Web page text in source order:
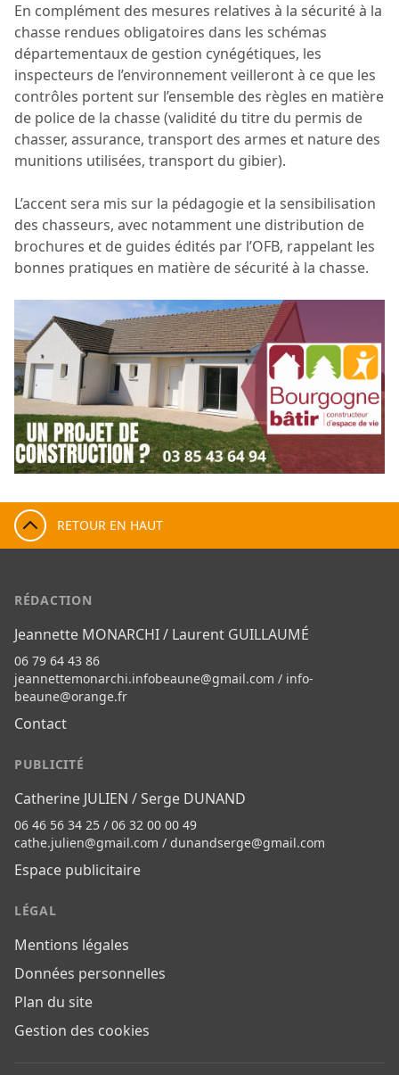
En complément des mesures relatives à la sécurité à la
chasse rendues obligatoires dans les schémas
départementaux de gestion cynégétiques, les
inspecteurs de l’environnement veilleront à ce que les
contrôles portent sur l’ensemble des règles en matière
de police de la chasse (validité du titre du permis de
chasser, assurance, transport des armes et nature des
munitions utilisées, transport du gibier).
L’accent sera mis sur la pédagogie et la sensibilisation
des chasseurs, avec notamment une distribution de
brochures et de guides édités par l’OFB, rappelant les
bonnes pratiques en matière de sécurité à la chasse.
RETOUR EN HAUT
RÉDACTION
Jeannette MONARCHI / Laurent GUILLAUMÉ
06 79 64 43 86
jeannettemonarchi.infobeaune@gmail.com / info-
beaune@orange.fr
Contact
PUBLICITÉ
Catherine JULIEN / Serge DUNAND
06 46 56 34 25 / 06 32 00 00 49
cathe.julien@gmail.com / dunandserge@gmail.com
Espace publicitaire
LÉGAL
Mentions légales
Données personnelles
Plan du site
Gestion des cookies